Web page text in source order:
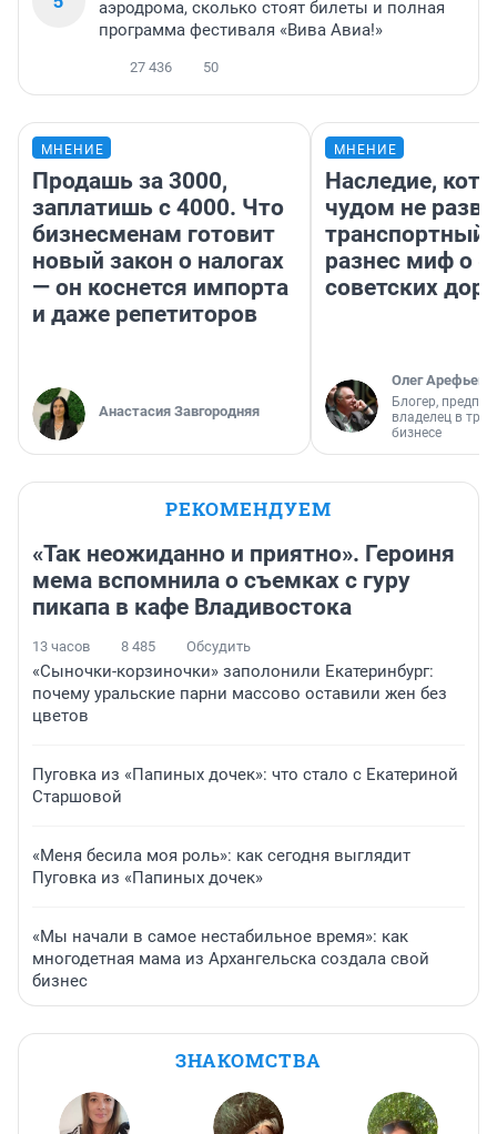
аэродрома, сколько стоят билеты и полная
программа фестиваля «Вива Авиа!»
27 436 50
МНЕНИЕ
Продашь за 3000,
заплатишь с 4000. Что
бизнесменам готовит
новый закон о налогах
— он коснется импорта
и даже репетиторов
Анастасия Завгородняя
МНЕНИЕ
Наследие,
чудом не
транспортный
разнес миф о
советских
Олег Арефьев
Блогер,
владелец в
бизнесе
РЕКОМЕНДУЕМ
«Так неожиданно и приятно». Героиня
мема вспомнила о съемках с гуру
пикапа в кафе Владивостока
13 часов 8 485 Обсудить
«Сыночки-корзиночки» заполонили Екатеринбург:
почему уральские парни массово оставили жен без
цветов
Пуговка из «Папиных дочек»: что стало с Екатериной
Старшовой
«Меня бесила моя роль»: как сегодня выглядит
Пуговка из «Папиных дочек»
«Мы начали в самое нестабильное время»: как
многодетная мама из Архангельска создала свой
бизнес
ЗНАКОМСТВА